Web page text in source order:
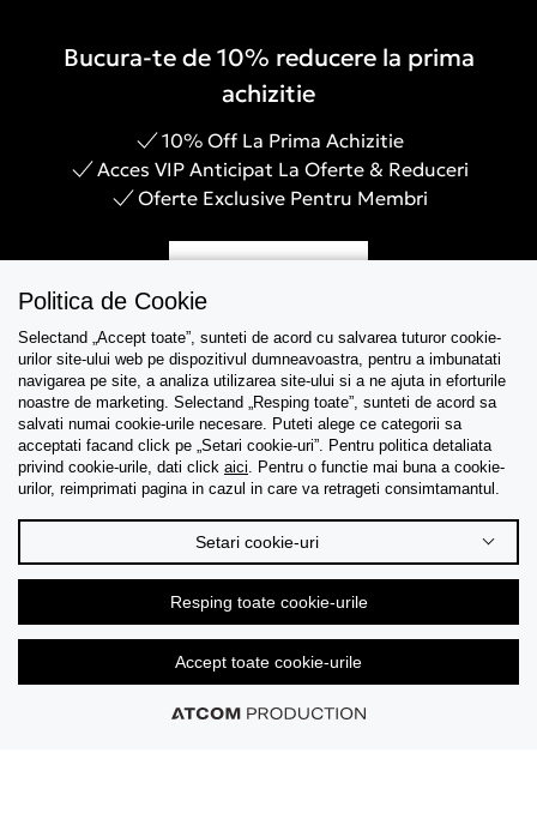
Bucura-te de 10% reducere la prima
achizitie
10% Off La Prima Achizitie
Acces VIP Anticipat La Oferte & Reduceri
Oferte Exclusive Pentru Membri
Asistenta
Colectii
Tips & Guides
Despre noi
Politica de Cookie
Selectand „Accept toate”, sunteti de acord cu salvarea tuturor cookie-
urilor site-ului web pe dispozitivul dumneavoastra, pentru a imbunatati
navigarea pe site, a analiza utilizarea site-ului si a ne ajuta in eforturile
noastre de marketing. Selectand „Resping toate”, sunteti de acord sa
salvati numai cookie-urile necesare. Puteti alege ce categorii sa
acceptati facand click pe „Setari cookie-uri”. Pentru politica detaliata
privind cookie-urile, dati click aici. Pentru o functie mai buna a cookie-
urilor, reimprimati pagina in cazul in care va retrageti consimtamantul.
Setari cookie-uri
Resping toate cookie-urile
Accept toate cookie-urile